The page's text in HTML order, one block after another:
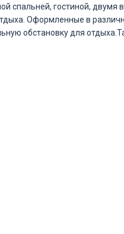
спальней, гостиной, двумя
Оформленные в
обстановку для